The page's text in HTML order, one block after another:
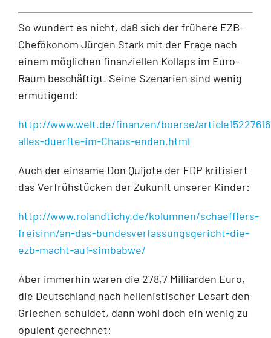
So wundert es nicht, daß sich der frühere EZB-
Chefökonom Jürgen Stark mit der Frage nach
einem möglichen finanziellen Kollaps im Euro-
Raum beschäftigt. Seine Szenarien sind wenig
ermutigend:
http://www.welt.de/finanzen/boerse/
alles-duerfte-im-Chaos-enden.html
Auch der einsame Don Quijote der FDP kritisiert
das Verfrühstücken der Zukunft unserer Kinder:
http://www.rolandtichy.de/kolumnen/schaefflers-
freisinn/an-das-bundesverfassungsgericht-die-
ezb-macht-auf-simbabwe/
Aber immerhin waren die 278,7 Milliarden Euro,
die Deutschland nach hellenistischer Lesart den
Griechen schuldet, dann wohl doch ein wenig zu
opulent gerechnet: